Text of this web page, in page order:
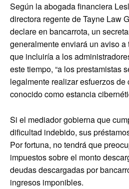
Según la abogada financiera
directora regente de Tayne Law
declare en bancarrota, un
generalmente enviará un aviso
que incluiría a los
este tiempo, “a los prestamistas
legalmente realizar esfuerzos de
conocido como estancia
Si el mediador gobierna que
dificultad indebido, sus
Por fortuna, no tendrá que
impuestos sobre el monto
deudas descargadas por
ingresos imponibles.